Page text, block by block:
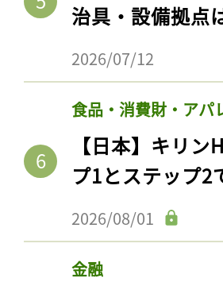
治具・設備拠点
2026/07/12
食品・消費財・アパ
【日本】キリ
プ1とステップ2
2026/08/01
金融